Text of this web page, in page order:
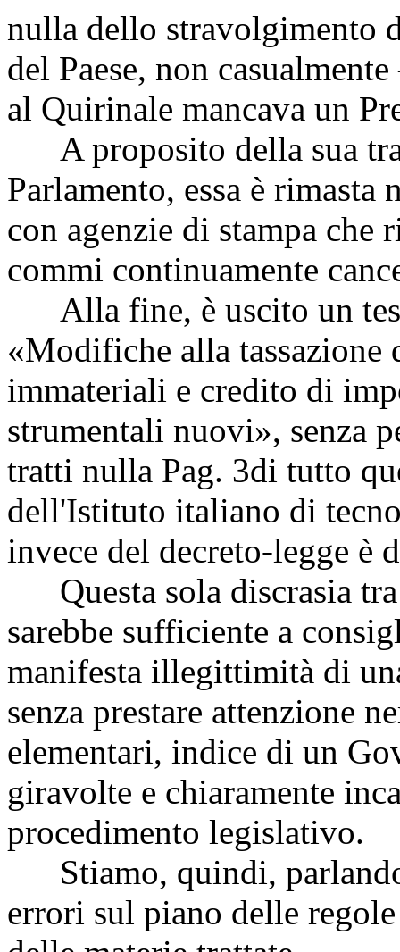
nulla dello stravolgimento
del Paese, non
al Quirinale mancava un
A proposito della sua
Parlamento, essa è
con agenzie di stampa che
commi continuamente
Alla fine, è uscito un
«Modifiche alla
immateriali e credito di
strumentali nuovi», senza
tratti nulla Pag. 3di tutto
dell'Istituto italiano di
invece del decreto-legge è
Questa sola discrasia
sarebbe sufficiente a
manifesta illegittimità di
senza prestare attenzione
elementari, indice di un
giravolte e chiaramente
procedimento legislativo.
Stiamo, quindi,
errori sul piano delle